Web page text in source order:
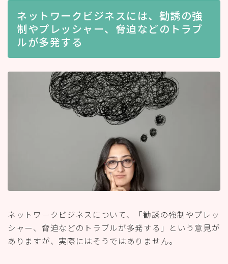
ネットワークビジネスには、勧誘の強
制やプレッシャー、脅迫などのトラブ
ルが多発する
ネットワークビジネスについて、「勧誘の強制やプレッ
シャー、脅迫などのトラブルが多発する」という意見が
ありますが、実際にはそうではありません。